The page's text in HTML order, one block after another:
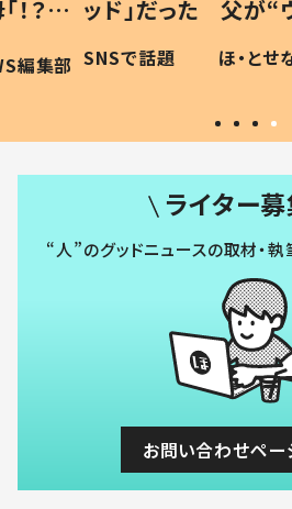
？」
編集部
ッド」だった 父が“
作り続ける理由とは
#令和の子
SNSで話題 ほ・と
ライター募
“人”のグッドニュースの取材・
お問い合わせペー